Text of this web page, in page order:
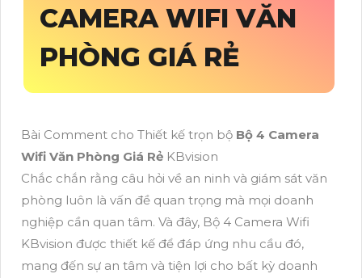
CAMERA WIFI VĂN
PHÒNG GIÁ RẺ
Bài Comment cho Thiết kế trọn bộ Bộ 4 Camera
Wifi Văn Phòng Giá Rẻ KBvision
Chắc chắn rằng câu hỏi về an ninh và giám sát văn
phòng luôn là vấn đề quan trọng mà mọi doanh
nghiệp cần quan tâm. Và đây, Bộ 4 Camera Wifi
KBvision được thiết kế để đáp ứng nhu cầu đó,
mang đến sự an tâm và tiện lợi cho bất kỳ doanh